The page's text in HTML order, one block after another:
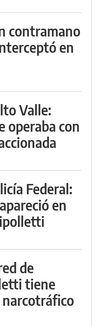
contramano
en
Valle:
operaba con
Federal:
en
de
tiene